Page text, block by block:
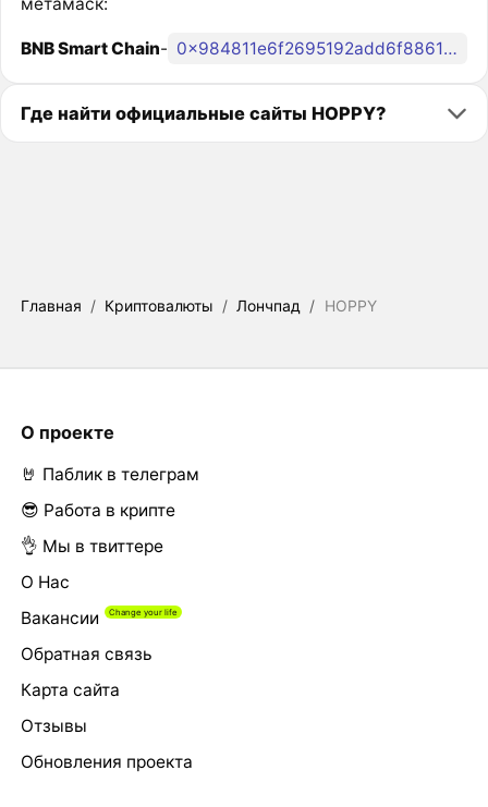
BNB Smart Chain- 0x984811e6f2695192add6f88615df637bf52a5cae
Где найти официальные сайты HOPPY?
Главная / Криптовалюты / Лончпад / HOPPY
О проекте
🤘 Паблик в телеграм
😎 Работа в крипте
👌 Мы в твиттере
О Нас
Вакансии
Обратная связь
Карта сайта
Отзывы
Обновления проекта